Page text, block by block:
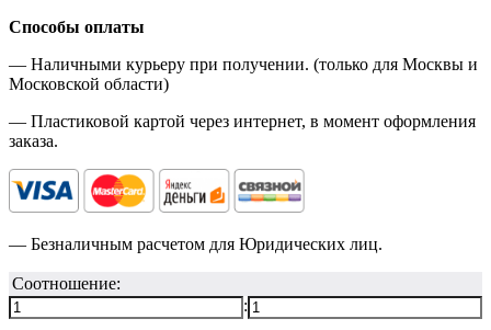
Способы оплаты
— Наличными курьеру при получении. (только для Москвы и
Московской области)
— Пластиковой картой через интернет, в момент оформления
заказа.
— Безналичным расчетом для Юридических лиц.
Соотношение:
: